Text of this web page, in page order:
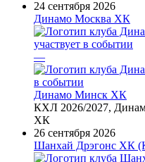
24 сентября 2026
Динамо Москва ХК
—
Динамо Минск ХК
КХЛ 2026/2027,
ХК
26 сентября 2026
Шанхай Дрэгонс ХК